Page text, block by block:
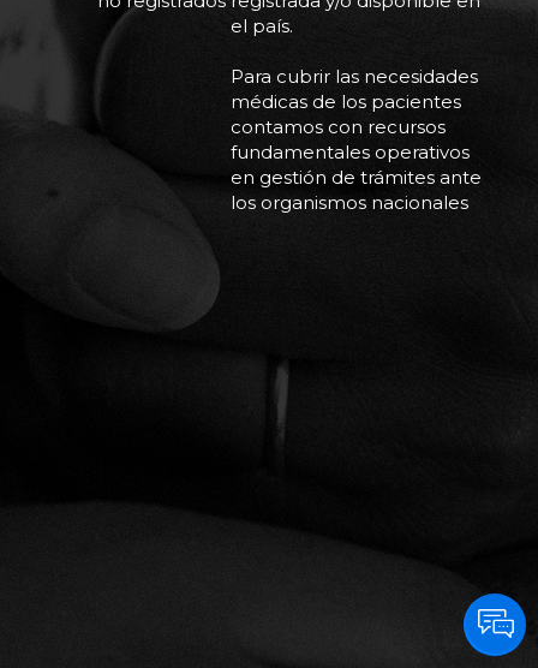
el país.
Para cubrir las necesidades
médicas de los pacientes
contamos con recursos
fundamentales operativos
en gestión de trámites ante
los organismos nacionales
tratamiento personalizado
paciente para hacer llegar
surgir en el trayecto desde
la solicitud hasta que llega
para comenzar o continuar